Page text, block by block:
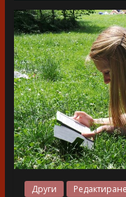
разказ
Други Редактиране